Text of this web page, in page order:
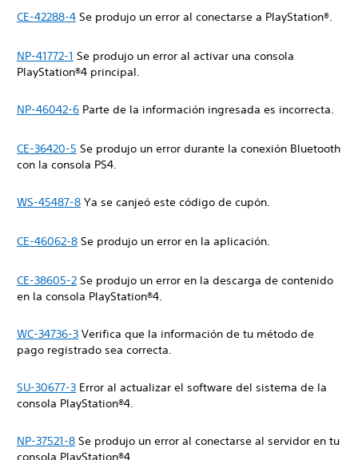
CE-42288-4 Se produjo un error al conectarse a PlayStation®.
NP-41772-1 Se produjo un error al activar una consola
PlayStation®4 principal.
NP-46042-6 Parte de la información ingresada es incorrecta.
CE-36420-5 Se produjo un error durante la conexión Bluetooth
con la consola PS4.
WS-45487-8 Ya se canjeó este código de cupón.
CE-46062-8 Se produjo un error en la aplicación.
CE-38605-2 Se produjo un error en la descarga de contenido
en la consola PlayStation®4.
WC-34736-3 Verifica que la información de tu método de
pago registrado sea correcta.
SU-30677-3 Error al actualizar el software del sistema de la
consola PlayStation®4.
NP-37521-8 Se produjo un error al conectarse al servidor en tu
consola PlayStation®4.